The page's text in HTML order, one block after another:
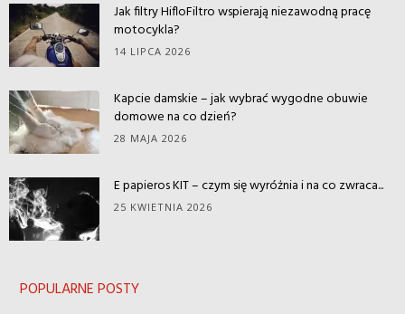
Jak filtry HifloFiltro wspierają niezawodną pracę
motocykla?
14 LIPCA 2026
Kapcie damskie – jak wybrać wygodne obuwie
domowe na co dzień?
28 MAJA 2026
E papieros KIT – czym się wyróżnia i na co zwraca...
25 KWIETNIA 2026
POPULARNE POSTY